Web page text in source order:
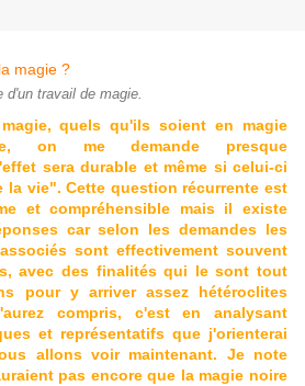
d'un travail de magie.
quels qu'ils soient en magie
on me demande presque
sera durable et même si celui-ci
la vie". Cette question récurrente est
et compréhensible mais il existe
car selon les demandes les
sont effectivement souvent
avec des finalités qui le sont tout
pour y arriver assez hétéroclites
compris, c'est en analysant
et représentatifs que j'orienterai
allons voir maintenant. Je note
pas encore que la magie noire